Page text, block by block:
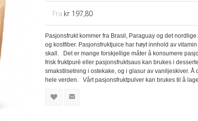
Fra kr 197,80
Pasjonsfrukt kommer fra Brasil, Paraguay og det
og kostfiber. Pasjonsfruktjuice har høyt innhold av
skall. Det er mange forskjellige måter å konsumere
frisk fruktpurè eller pasjonsfruktsaus kan brukes i
smakstilsetning i ostekake, og i glasur av vaniljeskiver.
hele verden. Vårt pasjonsfruktpulver kan brukes til å